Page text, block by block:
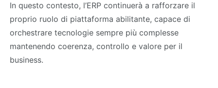
In questo contesto, l’ERP continuerà a rafforzare il
proprio ruolo di piattaforma abilitante, capace di
orchestrare tecnologie sempre più complesse
mantenendo coerenza, controllo e valore per il
business.